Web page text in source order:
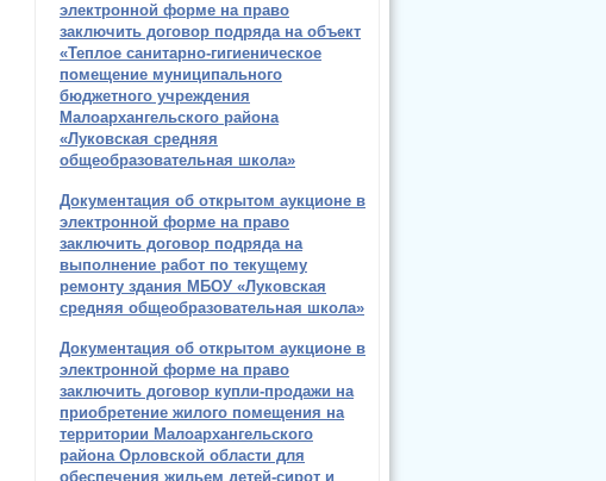
электронной форме на право
заключить договор подряда на объект
«Теплое санитарно-гигиеническое
помещение муниципального
бюджетного учреждения
Малоархангельского района
«Луковская средняя
общеобразовательная школа»
Документация об открытом аукционе в
электронной форме на право
заключить договор подряда на
выполнение работ по текущему
ремонту здания МБОУ «Луковская
средняя общеобразовательная школа»
Документация об открытом аукционе в
электронной форме на право
заключить договор купли-продажи на
приобретение жилого помещения на
территории Малоархангельского
района Орловской области для
обеспечения жильем детей-сирот и